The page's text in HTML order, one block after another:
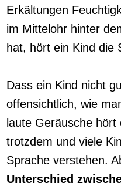
Erkältungen
im Mittelohr hinter
hat, hört ein Kind die
Dass ein Kind nicht
offensichtlich, wie
laute Geräusche hört
trotzdem und viele
Sprache verstehen.
Unterschied